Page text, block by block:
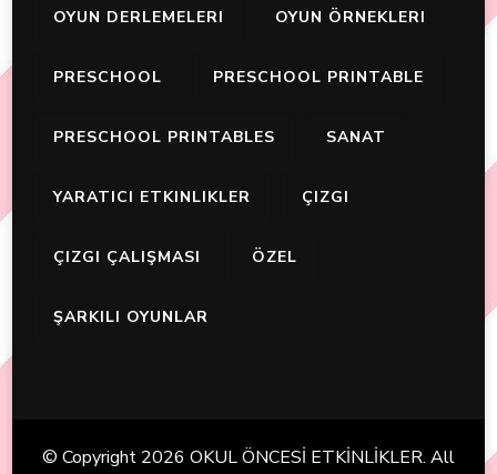
OYUN DERLEMELERI OYUN ÖRNEKLERI
PRESCHOOL PRESCHOOL PRINTABLE
PRESCHOOL PRINTABLES SANAT
YARATICI ETKINLIKLER ÇIZGI
ÇIZGI ÇALIŞMASI ÖZEL
ŞARKILI OYUNLAR
© Copyright 2026 OKUL ÖNCESİ ETKİNLİKLER. All